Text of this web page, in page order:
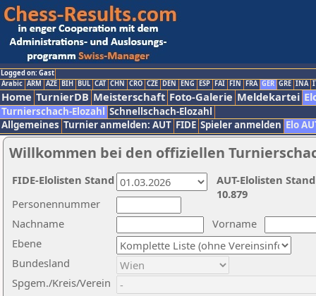
Logged on: Gast
Arabic ARM AZE BIH BUL CAT CHN CRO CZE DEN ENG ESP FAI FIN FRA GER GRE INA
Home TurnierDB Meisterschaft Foto-Galerie Meldekartei
Turnierschach-Elozahl Schnellschach-Elozahl
Allgemeines Turnier anmelden: AUT FIDE Spieler anmelden Elo
Willkommen bei den offiziellen
Nachname
Vorname
Ebene
Personennummer
Bundesland
Spgem./Kreis/Verein
AUT-Elolisten
10.879
FIDE-Elolisten Stand